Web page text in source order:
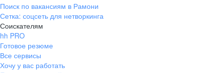
Поиск по вакансиям в Рамони
Сетка: соцсеть для нетворкинга
Соискателям
hh PRO
Готовое резюме
Все сервисы
Хочу у вас работать